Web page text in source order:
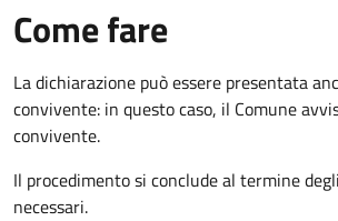
Come fare
La dichiarazione può essere presentata
convivente: in questo caso, il Comune
convivente.
Il procedimento si conclude al termine
necessari.